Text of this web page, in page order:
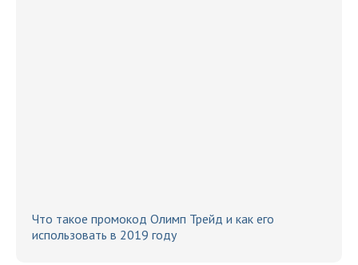
Что такое промокод Олимп Трейд и как его
использовать в 2019 году